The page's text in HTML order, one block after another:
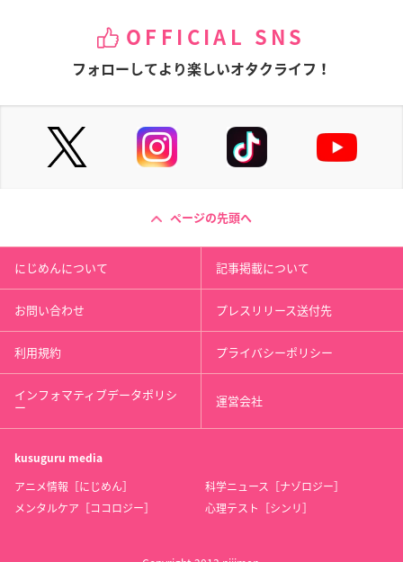
OFFICIAL SNS
フォローしてより楽しいオタクライフ！
ページの先頭へ
にじめんについて 記事掲載について
お問い合わせ プレスリリース送付先
利用規約 プライバシーポリシー
インフォマティブデータポリシ
ー 運営会社
kusuguru media
アニメ情報［にじめん］
科学ニュース［ナゾロジー］
メンタルケア［ココロジー］
心理テスト［シンリ］